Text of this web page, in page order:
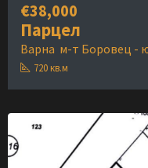
€38,000
Парцел
Варна м-т Боровец -
720 кв.м